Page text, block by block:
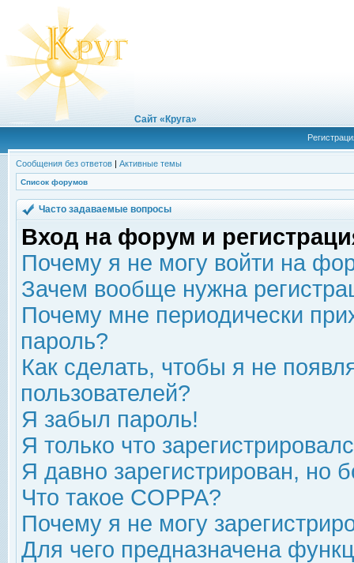
Сайт «Круга»
Сообщения без ответов | Активные темы
Список форумов
Часто задаваемые вопросы
Вход на форум и
Почему я не могу войти на
Зачем вообще нужна
Почему мне периодически
пароль?
Как сделать, чтобы я не
пользователей?
Я забыл пароль!
Я только что
Я давно зарегистрирован, но
Что такое COPPA?
Почему я не могу
Для чего предназначена